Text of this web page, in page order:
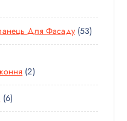
Для Фасаду 535
3
В
Р
22
Т
В
66
Т